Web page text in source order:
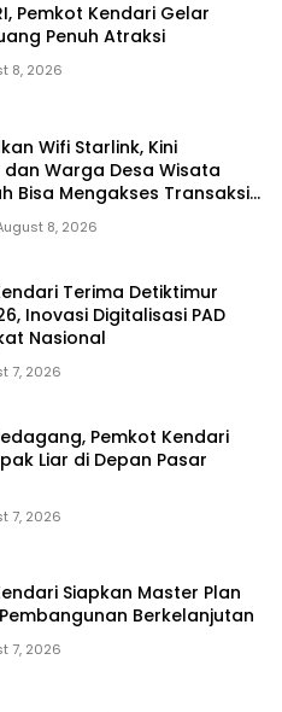
Pemkot Kendari Gelar
Penuh Atraksi
8, 2026
Wifi Starlink, Kini
Warga Desa Wisata
Bisa Mengakses Transaksi
8, 2026
Terima Detiktimur
Inovasi Digitalisasi PAD
Nasional
7, 2026
Pemkot Kendari
Liar di Depan Pasar
7, 2026
Siapkan Master Plan
Pembangunan Berkelanjutan
7, 2026